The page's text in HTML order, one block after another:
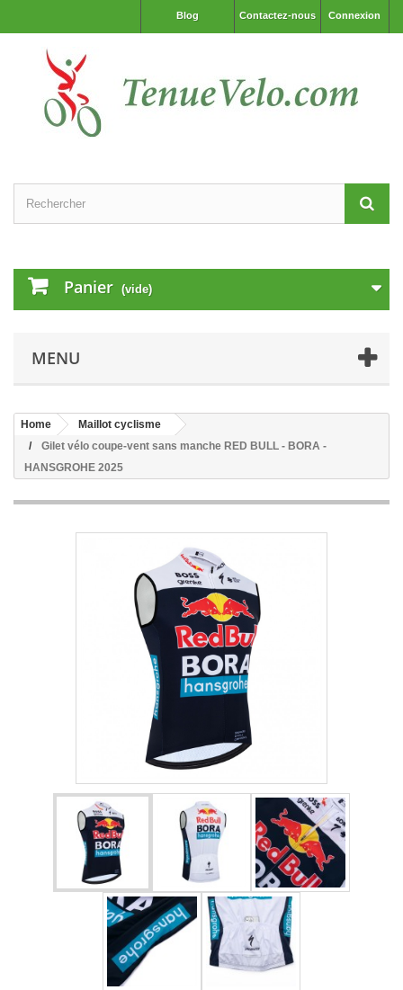
Connexion
Contactez-nous
Blog
Panier (vide)
MENU
Home
Maillot cyclisme
Gilet vélo coupe-vent sans manche RED BULL - BORA -
HANSGROHE 2025